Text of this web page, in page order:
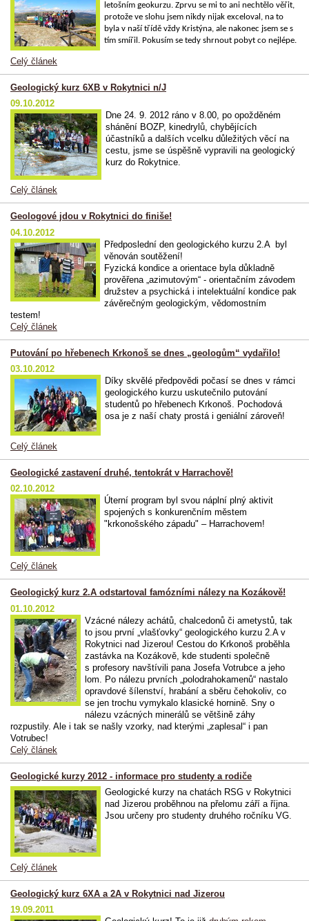
letošním geokurzu. Zprvu se mi to ani nechtělo věřit,
protože ve slohu jsem nikdy nijak exceloval, na to
byla v naší třídě vždy Kristýna, ale nakonec jsem se s
tím smířil. Pokusím se tedy shrnout pobyt co nejlépe.
Celý článek
Geologický kurz 6XB v Rokytnici n/J
09.10.2012
Dne 24. 9. 2012 ráno v 8.00, po opožděném
shánění BOZP, kinedrylů, chybějících
účastníků a dalších vcelku důležitých věcí na
cestu, jsme se úspěšně vypravili na geologický
kurz do Rokytnice.
Celý článek
Geologové jdou v Rokytnici do finiše!
04.10.2012
Předposlední den geologického kurzu 2.A byl
věnován soutěžení!
Fyzická kondice a orientace byla důkladně
prověřena „azimutovým“ - orientačním závodem
družstev a psychická i intelektuální kondice pak
závěrečným geologickým, vědomostním
testem!
Celý článek
Putování po hřebenech Krkonoš se dnes „geologům“ vydařilo!
03.10.2012
Díky skvělé předpovědi počasí se dnes v rámci
geologického kurzu uskutečnilo putování
studentů po hřebenech Krkonoš. Pochodová
osa je z naší chaty prostá i geniální zároveň!
Celý článek
Geologické zastavení druhé, tentokrát v Harrachově!
02.10.2012
Úterní program byl svou náplní plný aktivit
spojených s konkurenčním městem
"krkonošského západu" – Harrachovem!
Celý článek
Geologický kurz 2.A odstartoval famózními nálezy na Kozákově!
01.10.2012
Vzácné nálezy achátů, chalcedonů či ametystů, tak
to jsou první „vlašťovky“ geologického kurzu 2.A v
Rokytnici nad Jizerou! Cestou do Krkonoš proběhla
zastávka na Kozákově, kde studenti společně
s profesory navštívili pana Josefa Votrubce a jeho
lom. Po nálezu prvních „polodrahokamenů“ nastalo
opravdové šílenství, hrabání a sběru čehokoliv, co
se jen trochu vymykalo klasické hornině. Sny o
nálezu vzácných minerálů se většině záhy
rozpustily. Ale i tak se našly vzorky, nad kterými „zaplesal“ i pan
Votrubec!
Celý článek
Geologické kurzy 2012 - informace pro studenty a rodiče
Geologické kurzy na chatách RSG v Rokytnici
nad Jizerou proběhnou na přelomu září a října.
Jsou určeny pro studenty druhého ročníku VG.
Celý článek
Geologický kurz 6XA a 2A v Rokytnici nad Jizerou
19.09.2011